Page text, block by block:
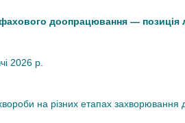
доопрацювання — позиція
2026 р.
на різних етапах